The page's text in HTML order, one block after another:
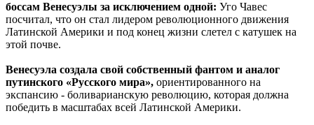
боссам Венесуэлы за исключением одной: Уго Чавес
посчитал, что он стал лидером революционного движения
Латинской Америки и под конец жизни слетел с катушек на
этой почве.
Венесуэла создала свой собственный фантом и аналог
путинского «Русского мира», ориентированного на
экспансию - боливарианскую революцию, которая должна
победить в масштабах всей Латинской Америки.